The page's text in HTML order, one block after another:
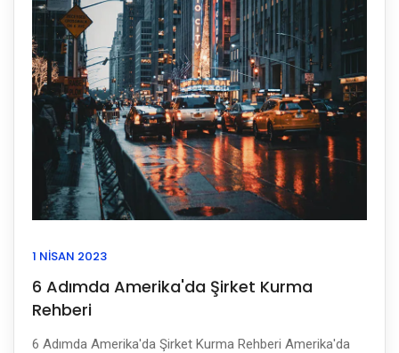
1 NISAN 2023
6 Adımda Amerika'da Şirket Kurma
Rehberi
6 Adımda Amerika'da Şirket Kurma Rehberi Amerika'da